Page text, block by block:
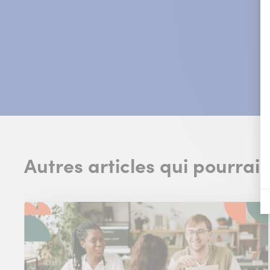
Autres articles qui